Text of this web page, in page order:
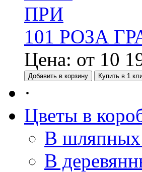
101 РОЗА
Цена: от 10
Добавить в корзину Купить в 1
·
Цветы в
В шляпных
В